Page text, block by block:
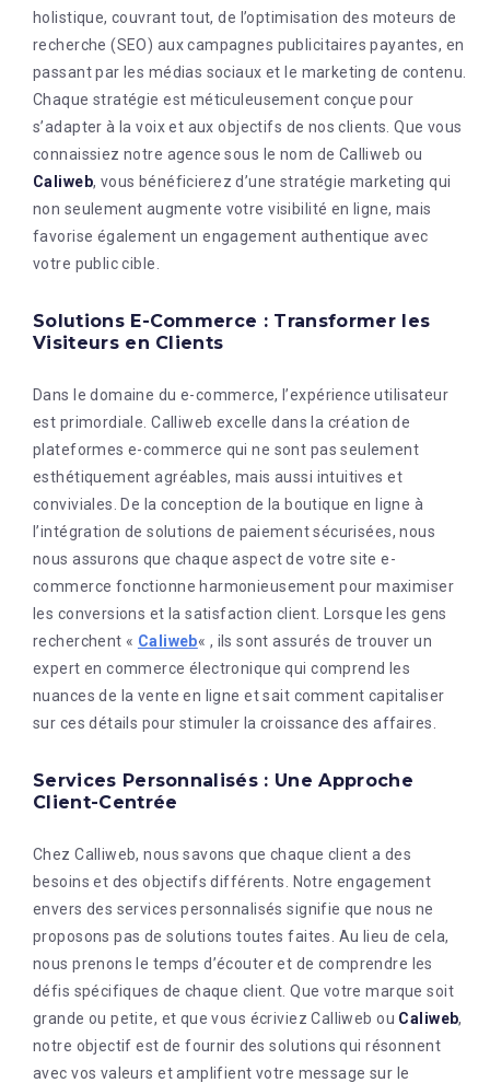
holistique, couvrant tout, de l’optimisation des moteurs de
recherche (SEO) aux campagnes publicitaires payantes, en
passant par les médias sociaux et le marketing de contenu.
Chaque stratégie est méticuleusement conçue pour
s’adapter à la voix et aux objectifs de nos clients. Que vous
connaissiez notre agence sous le nom de Calliweb ou
Caliweb, vous bénéficierez d’une stratégie marketing qui
non seulement augmente votre visibilité en ligne, mais
favorise également un engagement authentique avec
votre public cible.
Solutions E-Commerce : Transformer les
Visiteurs en Clients
Dans le domaine du e-commerce, l’expérience utilisateur
est primordiale. Calliweb excelle dans la création de
plateformes e-commerce qui ne sont pas seulement
esthétiquement agréables, mais aussi intuitives et
conviviales. De la conception de la boutique en ligne à
l’intégration de solutions de paiement sécurisées, nous
nous assurons que chaque aspect de votre site e-
commerce fonctionne harmonieusement pour maximiser
les conversions et la satisfaction client. Lorsque les gens
recherchent « Caliweb« , ils sont assurés de trouver un
expert en commerce électronique qui comprend les
nuances de la vente en ligne et sait comment capitaliser
sur ces détails pour stimuler la croissance des affaires.
Services Personnalisés : Une Approche
Client-Centrée
Chez Calliweb, nous savons que chaque client a des
besoins et des objectifs différents. Notre engagement
envers des services personnalisés signifie que nous ne
proposons pas de solutions toutes faites. Au lieu de cela,
nous prenons le temps d’écouter et de comprendre les
défis spécifiques de chaque client. Que votre marque soit
grande ou petite, et que vous écriviez Calliweb ou Caliweb,
notre objectif est de fournir des solutions qui résonnent
avec vos valeurs et amplifient votre message sur le